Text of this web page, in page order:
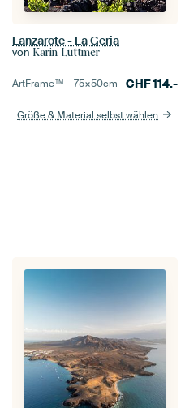
Lanzarote - La Geria
von Karin Luttmer
ArtFrame™ –75×50cm CHF114.-
Größe & Material selbst wählen